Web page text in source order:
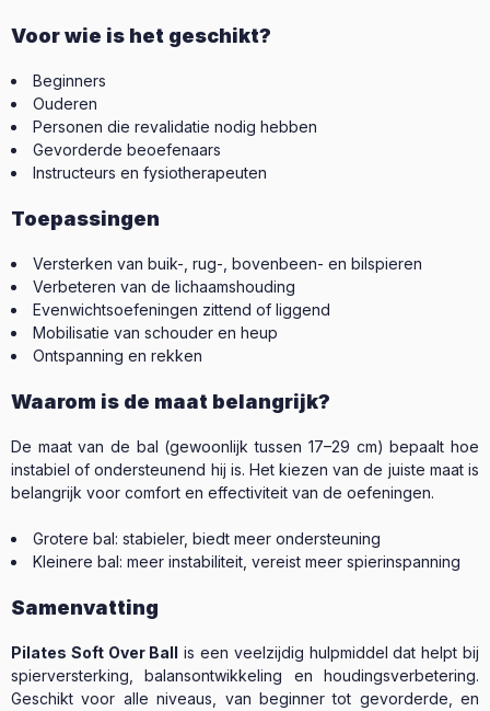
Voor wie is het geschikt?
Beginners
Ouderen
Personen die revalidatie nodig hebben
Gevorderde beoefenaars
Instructeurs en fysiotherapeuten
Toepassingen
Versterken van buik-, rug-, bovenbeen- en bilspieren
Verbeteren van de lichaamshouding
Evenwichts­oefeningen zittend of liggend
Mobilisatie van schouder en heup
Ontspanning en rekken
Waarom is de maat belangrijk?
De maat van de bal (gewoonlijk tussen 17–29 cm) bepaalt hoe
instabiel of ondersteunend hij is. Het kiezen van de juiste maat is
belangrijk voor comfort en effectiviteit van de oefeningen.
Grotere bal: stabieler, biedt meer ondersteuning
Kleinere bal: meer instabiliteit, vereist meer spierinspanning
Samenvatting
Pilates Soft Over Ball is een veelzijdig hulpmiddel dat helpt bij
spierversterking, balansontwikkeling en houdingsverbetering.
Geschikt voor alle niveaus, van beginner tot gevorderde, en